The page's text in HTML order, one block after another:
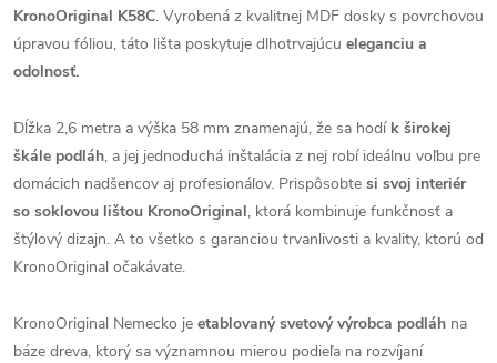
KronoOriginal K58C. Vyrobená z kvalitnej MDF dosky s povrchovou
úpravou fóliou, táto lišta poskytuje dlhotrvajúcu eleganciu a
odolnosť.
Dĺžka 2,6 metra a výška 58 mm znamenajú, že sa hodí k širokej
škále podláh, a jej jednoduchá inštalácia z nej robí ideálnu voľbu pre
domácich nadšencov aj profesionálov. Prispôsobte si svoj interiér
so soklovou lištou KronoOriginal, ktorá kombinuje funkčnosť a
štýlový dizajn. A to všetko s garanciou trvanlivosti a kvality, ktorú od
KronoOriginal očakávate.
KronoOriginal Nemecko je etablovaný svetový výrobca podláh na
báze dreva, ktorý sa významnou mierou podieľa na rozvíjaní